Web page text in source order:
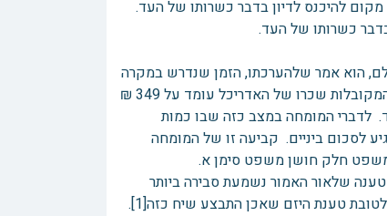
להיכנס לדיון בדבר כשרותו של העד.
כשרותו של העד.
היא שהעבודה שביצע האדריכל היא זו המוזכרת בסעיף 2. אולם, הוא אמר שלהערכתו, הזמן שנדרש במקרה
זה לצורך ביצוע השינויים מוערך על ידו בכ 20 שעות עבודה. לפי מדרגות השכר המקובלות שכרו של האדריכל עומד על 349 ₪
המתאים לעבודה שבוצעה נאמד בסך של כ 6,980 ₪ בלבד. לדברי המומחה במצב כזה שבו כמות
לסכום ביניים. קביעה זו של המומחה
חלק חושן משפט סימן א.
שלאור האמור נשמעת סבירה ביותר
טענת היזם שאכן התבצע שיח כזה[1].